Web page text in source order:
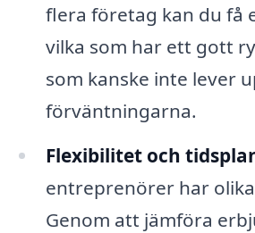
flera företag kan du få
vilka som har ett gott
som kanske inte lever
förväntningarna.
Flexibilitet och
entreprenörer har
Genom att jämföra